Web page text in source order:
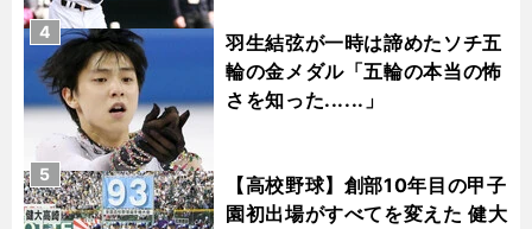
羽生結弦が一時は諦めたソチ五
輪の金メダル「五輪の本当の怖
さを知った......」
4
【高校野球】創部10年目の甲子
園初出場がすべてを変えた 健大
5